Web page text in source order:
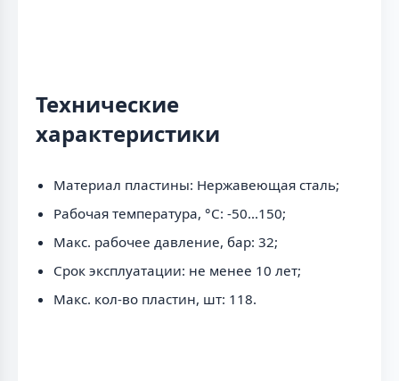
Технические
характеристики
Материал пластины: Нержавеющая сталь;
Рабочая температура, °C: -50...150;
Макс. рабочее давление, бар: 32;
Срок эксплуатации: не менее 10 лет;
Макс. кол-во пластин, шт: 118.